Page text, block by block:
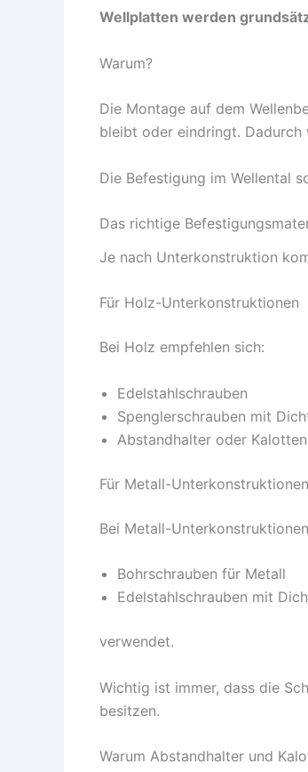
Wellplatten werden
Warum?
Die Montage auf dem
bleibt oder eindringt.
Die Befestigung im Wellental
Das richtige
Je nach Unterkonstruktion
Für Holz-Unterkonstruktionen
Bei Holz empfehlen sich:
Edelstahlschrauben
Spenglerschrauben mit
Abstandhalter oder
Für Metall-Unterkonstruktionen
Bei Metall-
Bohrschrauben für Metall
Edelstahlschrauben mit
verwendet.
Wichtig ist immer, dass die
besitzen.
Warum Abstandhalter und